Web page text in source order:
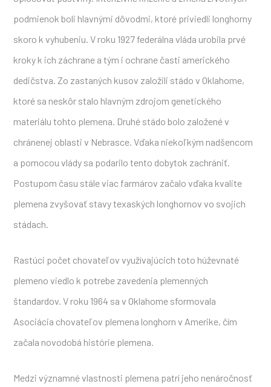
podmienok boli hlavnými dôvodmi, ktoré priviedli longhorny
skoro k vyhubeniu. V roku 1927 federálna vláda urobila prvé
kroky k ich záchrane a tým i ochrane časti amerického
dedičstva. Zo zastaných kusov založili stádo v Oklahome,
ktoré sa neskôr stalo hlavným zdrojom genetického
materiálu tohto plemena. Druhé stádo bolo založené v
chránenej oblasti v Nebrasce. Vďaka niekoľkým nadšencom
a pomocou vlády sa podarilo tento dobytok zachrániť.
Postupom času stále viac farmárov začalo vďaka kvalite
plemena zvyšovať stavy texaských longhornov vo svojich
stádach.
Rastúci počet chovateľov využívajúcich toto húževnaté
plemeno viedlo k potrebe zavedenia plemenných
štandardov. V roku 1964 sa v Oklahome sformovala
Asociácia chovateľov plemena longhorn v Amerike, čím
začala novodobá histórie plemena.
Medzi významné vlastnosti plemena patrí jeho nenáročnosť